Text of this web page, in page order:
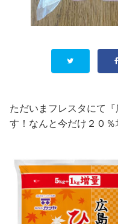
ただいまフレスタにて
す！なんと今だけ２０